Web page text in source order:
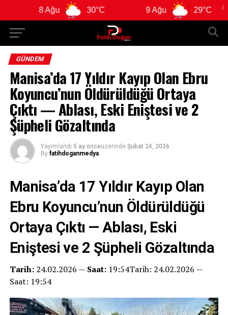
30°C 29°C 10
GÜNDEM
Manisa’da 17 Yıldır Kayıp Olan Ebru
Koyuncu’nun Öldürüldüğü Ortaya
Çıktı — Ablası, Eski Eniştesi ve 2
Şüpheli Gözaltında
Yayımlandı 5 ay önceüzerinde Şubat 24, 2026
By fatihdoganmedya
Manisa’da 17 Yıldır Kayıp Olan
Ebru Koyuncu’nun Öldürüldüğü
Ortaya Çıktı — Ablası, Eski
Eniştesi ve 2 Şüpheli Gözaltında
Tarih:24.02.2026 — Saat:19:54Tarih: 24.02.2026 —
Saat: 19:54